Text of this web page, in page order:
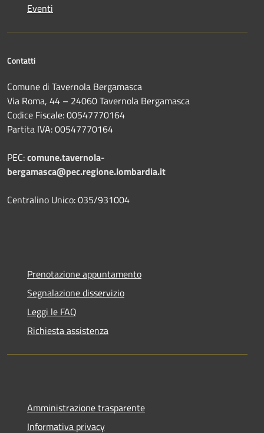
Eventi
Contatti
Comune di Tavernola Bergamasca
Via Roma, 44 – 24060 Tavernola Bergamasca
Codice Fiscale: 00547770164
Partita IVA: 00547770164
PEC:comune.tavernola-
bergamasca@pec.regione.lombardia.it
Centralino Unico: 035/931004
Prenotazione appuntamento
Segnalazione disservizio
Leggi le FAQ
Richiesta assistenza
Amministrazione trasparente
Informativa privacy